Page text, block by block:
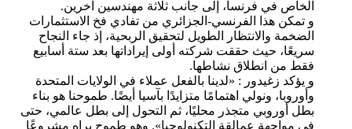
الخاص في فرنسا، إلى جانب ثلاثة مهندسين آخرين.
و تمكن هذا الفرنسي-الجزائري من تفادي فخ الاستثمارات
الضخمة والانتظار الطويل لتحقيق الربحية، إذ جاء النجاح
سريعًا، حيث حققت شركته أولى إيراداتها بعد ستة أسابيع
فقط من انطلاق نشاطها.
و يؤكد زغيدور : «لدينا بالفعل عملاء في الولايات المتحدة
وأوروبا، ونولي اهتمامًا متزايدًا بآسيا أيضًا. طموحنا هو بناء
بطل أوروبي متجذر محليًا، ثم التحول إلى بطل عالمي، حتى
في مواجهة عمالقة التكنولوجيا». وهو طموح يراه مشروعًا